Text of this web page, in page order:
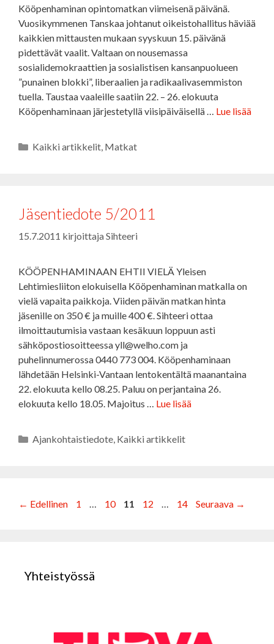
Kööpenhaminan opintomatkan viimeisenä päivänä.
Vuosikymmenen Tanskaa johtanut oikeistohallitus häviää
kaikkien mittausten mukaan syyskuun 15. päivänä
pidettävät vaalit. Valtaan on nousemassa
sosialidemokraattien ja sosialistisen kansanpuolueen
”punainen blokki”, liberaalien ja radikaalivasemmiston
tuella. Taustaa vaaleille saatiin 22. – 26. elokuuta
Kööpenhaminaan järjestetyllä viisipäiväisellä … Lue lisää
Kategoriat
Kaikki artikkelit, Matkat
Jäsentiedote 5/2011
15.7.2011 kirjoittajaSihteeri
KÖÖPENHAMINAAN EHTII VIELÄ Yleisen
Lehtimiesliiton elokuisella Kööpenhaminan matkalla on
vielä vapaita paikkoja. Viiden päivän matkan hinta
jäsenille on 350 € ja muille 400 €. Sihteeri ottaa
ilmoittautumisia vastaan kesäkuun loppuun asti
sähköpostiosoitteessa yll@welho.com ja
puhelinnumerossa 0440 773 004. Kööpenhaminaan
lähdetään Helsinki-Vantaan lentokentältä maanantaina
22. elokuuta kello 08.25. Paluu on perjantaina 26.
elokuuta kello 18.05. Majoitus … Lue lisää
Kategoriat
Ajankohtaistiedote, Kaikki artikkelit
← Edellinen Sivu
1 … Sivu
10 Sivu
11 Sivu
12 … Sivu
14 Seuraava →
Yhteistyössä